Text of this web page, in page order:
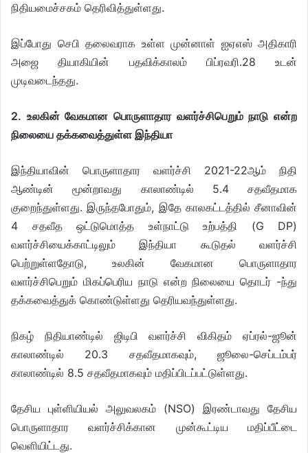
நிதியமைச்சகம் தெரிவித்துள்ளது.
இப்போது செபி தலைவராக உள்ள முன்னாள் ஐஏஎஸ் அதிகாரி
அஜை தியாகியின் பதவிக்காலம் பிப்ரவரி.28 உடன்
முடிவடைந்தது.
2. உலகின் வேகமான பொருளாதார வளர்ச்சிபெறும் நாடு என்ற
நிலையை தக்கவைத்துள்ள இந்தியா
இந்தியாவின் பொருளாதார வளர்ச்சி 2021-22ஆம் நிதி
ஆண்டின் மூன்றாவது காலாண்டில் 5.4 சதவீதமாக
குறைந்துள்ளது. இருந்தபோதும், இதே காலகட்டத்தில் சீனாவின்
4 சதவீத ஒட்டுமொத்த உள்நாட்டு உற்பத்தி (G DP)
வளர்ச்சியைக்காட்டிலும் இந்தியா கூடுதல் வளர்ச்சி
பெற்றுள்ளதோடு, உலகின் வேகமான பொருளாதார
வளர்ச்சிபெறும் மிகப்பெரிய நாடு என்ற நிலையை தொடர் -ந்து
தக்கவைத்துக் கொண்டுள்ளது தெரியவந்துள்ளது.
நிகழ் நிதியாண்டில் ஜிடிபி வளர்ச்சி விகிதம் ஏப்ரல்-ஜூன்
காலாண்டில் 20.3 சதவீதமாகவும், ஜூலை-செப்டம்பர்
காலாண்டில் 8.5 சதவீதமாகவும் மதிப்பிடப்பட்டுள்ளது.
தேசிய புள்ளியியல் அலுவலகம் (NSO) இரண்டாவது தேசிய
பொருளாதார வளர்ச்சிக்கான முன்கூட்டிய மதிப்பீட்டை
வெளியிட்டது.